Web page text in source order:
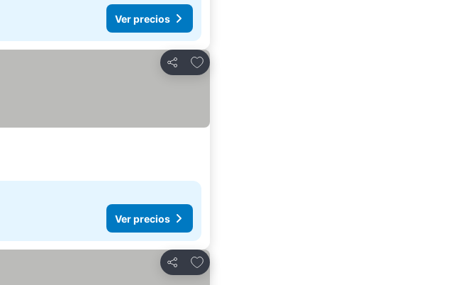
Ver precios
Compartir
Agregar a favoritos
Ver precios
Compartir
Agregar a favoritos